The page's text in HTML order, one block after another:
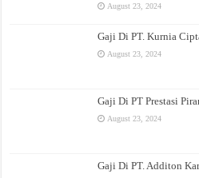
August 23, 2024
Gaji Di PT. Kurnia
August 23, 2024
Gaji Di PT Prestasi
August 23, 2024
Gaji Di PT. Additon